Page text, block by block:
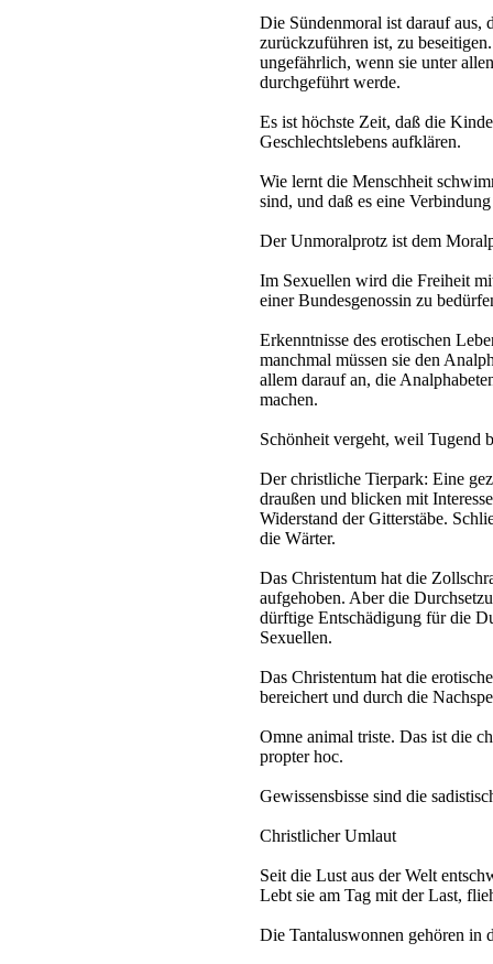
Die Sündenmoral ist darauf aus,
zurückzuführen ist, zu
ungefährlich, wenn sie unter
durchgeführt werde.
Es ist höchste Zeit, daß die
Geschlechtslebens aufklären.
Wie lernt die Menschheit
sind, und daß es eine
Der Unmoralprotz ist dem
Im Sexuellen wird die Freiheit
einer Bundesgenossin zu
Erkenntnisse des erotischen
manchmal müssen sie den
allem darauf an, die
machen.
Schönheit vergeht, weil Tugend
Der christliche Tierpark: Eine
draußen und blicken mit
Widerstand der Gitterstäbe.
die Wärter.
Das Christentum hat die
aufgehoben. Aber die
dürftige Entschädigung für die
Sexuellen.
Das Christentum hat die
bereichert und durch die
Omne animal triste. Das ist die
propter hoc.
Gewissensbisse sind die
Christlicher Umlaut
Seit die Lust aus der Welt
Lebt sie am Tag mit der Last,
Die Tantaluswonnen gehören in